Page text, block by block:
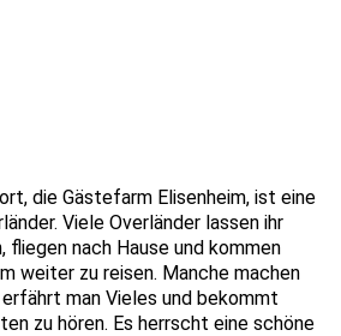
die Gästefarm Elisenheim, ist eine
Viele Overländer lassen ihr
fliegen nach Hause und kommen
weiter zu reisen. Manche machen
man Vieles und bekommt
zu hören. Es herrscht eine schöne